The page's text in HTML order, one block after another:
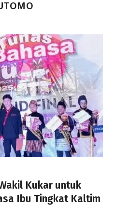
Kukar untuk
Ibu Tingkat Kaltim